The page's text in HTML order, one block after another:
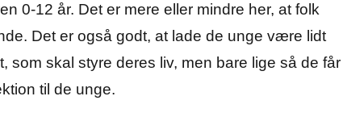
0-12 år. Det er mere eller mindre her, at folk
Det er også godt, at lade de unge være lidt
som skal styre deres liv, men bare lige så de får
til de unge.